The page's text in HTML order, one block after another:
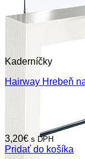
Kaderníčky
Hairway Hrebeň
3,20€ s DPH
Pridať do košíka